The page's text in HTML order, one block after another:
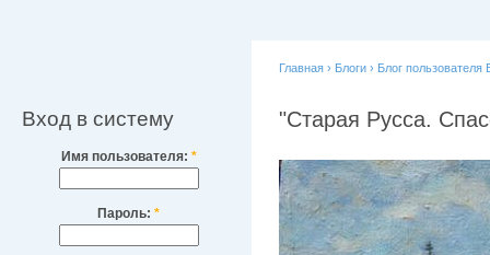
Вход в систему
Имя пользователя: *
Пароль: *
Главная › Блоги › Блог пользователя
"Старая Русса.